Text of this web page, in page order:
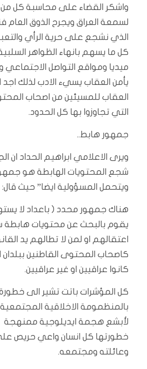
واشكر القضاء على محاسبة كل
لسمعة العراق ويجرح الذوق العام
الذي نشجع على حرية الرأي
كل ما يسهم بانهاء الظواهر
ميديا ومواقع التواصل الاجتماعي
يأمن العقاب يسيء الادب لذلك اجد
العقاب للمسيئين من اصحاب
التي تجاوزوا بها كل الحدود.
جمهور هابط..
ويرى الاعلامي ابراهيم الحداد ان
شجع المحتويات الهابطة هو
ويتحمل المسؤولية ايضا” حيث قال:
هناك جمهور محدد ( باعداد لا
يقوم بالبحث عن محتويات هابطة
اعتقالهم او لمن لا تطالهم يد
كاصحاب المحتوى القاطنين
كانوا عراقيين او غير عراقيين.
كل المؤشرات باتت تشير الى
بالمنظمومة الاخلاقية
لأبشع هجمة ايديلوجية
خطورتها كل انسان واعي حريص
وعائلته ومجتمعه.